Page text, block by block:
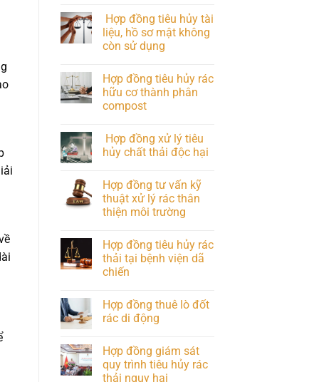
Hợp đồng tiêu hủy tài
liệu, hồ sơ mật không
còn sử dụng
Hợp đồng tiêu hủy rác
hữu cơ thành phân
compost
Hợp đồng xử lý tiêu
hủy chất thải độc hại
Hợp đồng tư vấn kỹ
thuật xử lý rác thân
thiện môi trường
Hợp đồng tiêu hủy rác
thải tại bệnh viện dã
chiến
Hợp đồng thuê lò đốt
rác di động
Hợp đồng giám sát
quy trình tiêu hủy rác
thải nguy hại